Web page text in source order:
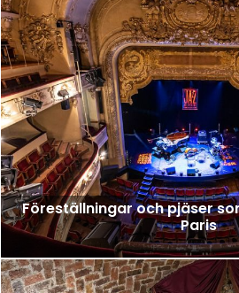
Föreställningar och pjäser
Paris